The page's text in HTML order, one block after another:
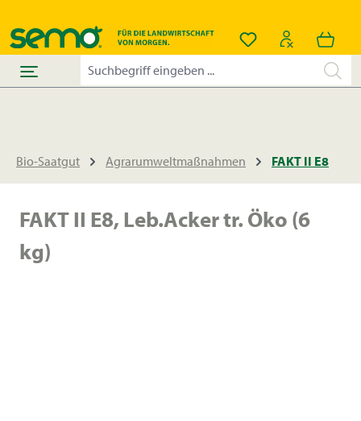
Du hast 0
Bio-Saatgut Agrarumweltmaßnahmen FAKT II E8
FAKT II E8, Leb.Acker tr. Öko (6
kg)